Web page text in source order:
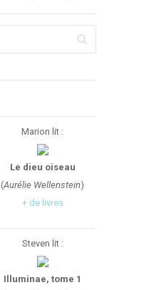
Marion lit :
Le dieu oiseau
(Aurélie Wellenstein)
+ de livres
Steven lit :
Illuminae, tome 1